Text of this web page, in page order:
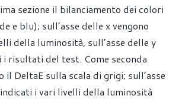
sezione il bilanciamento dei colori
e blu); sull’asse delle x vengono
della luminosità, sull’asse delle y
i risultati del test. Come seconda
il DeltaE sulla scala di grigi; sull’asse
i vari livelli della luminosità